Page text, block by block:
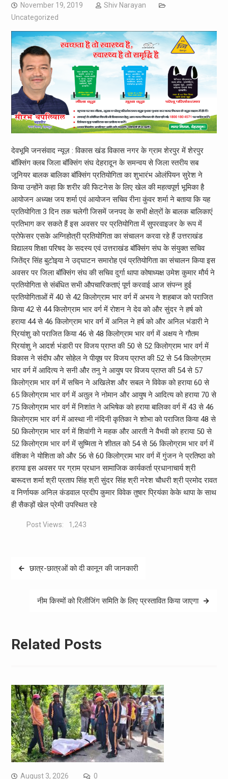
November 19, 2019
Shiv Narayan
Uncategorized
देवभूमि जनसंवाद न्यूज़ : विकास खंड विकास नगर के ग्राम शेरपुर में शेरपुर
बॉक्सिंग क्लब जिला बॉक्सिंग संघ देहरादून के समन्वय से जिला स्तरीय सब
जूनियर बालक बालिका बॉक्सिंग प्रतियोगिता का शुभारंभ ओलंपियन सुरेश ने
किया उन्होंने कहा कि शरीर की फिटनेस के लिए खेल की महत्वपूर्ण भूमिका है
आयोजन अध्यक्ष जय शर्मा एवं आयोजन सचिव रीना कुंवर शर्मा ने बताया कि यह
प्रतियोगिता 3 दिन तक चलेगी जिसमें जनपद के सभी क्षेत्रों के बालक बालिकाएं
प्रतिभाग कर सकते हैं इस अवसर पर प्रतियोगिता में सुपरवाइजर के रूप में
प्रोफेसर एसके अग्निहोत्री प्रतियोगिता का संचालन करवा रहे हैं उत्तराखंड
विद्यालय शिक्षा परिषद के सदस्य एवं उत्तराखंड बॉक्सिंग संघ के संयुक्त सचिव
जितेंद्र सिंह बुटोइया ने उद्घाटन समारोह एवं प्रतियोगिता का संचालन किया इस
अवसर पर जिला बॉक्सिंग संघ की सचिव दुर्गा थापा कोषाध्यक्ष उमेश कुमार मौर्य ने
प्रतियोगिता से संबंधित सभी औपचारिकताएं पूर्ण करवाई आज संपन्न हुई
प्रतियोगिताओं में 40 से 42 किलोग्राम भार वर्ग में अभय ने शहबाज को पराजित
किया 42 से 44 किलोग्राम भार वर्ग में रोशन ने देव को और सुंदर ने हर्ष को
हराया 44 से 46 किलोग्राम भार वर्ग में अनिल ने हर्ष को और अनिल भंडारी ने
प्रियांशु को पराजित किया 46 से 48 किलोग्राम भार वर्ग में अक्षय ने गौतम
प्रियांशु ने आदर्श भंडारी पर विजय प्राप्त की 50 से 52 किलोग्राम भार वर्ग में
विकास ने संदीप और सोहेल ने पीयूष पर विजय प्राप्त की 52 से 54 किलोग्राम
भार वर्ग में आदित्य ने सनी और तनु ने आयुष पर विजय प्राप्त की 54 से 57
किलोग्राम भार वर्ग में सचिन ने अखिलेश और सबल ने विवेक को हराया 60 से
65 किलोग्राम भार वर्ग में अतुल ने नोमान और आयुष ने आदित्य को हराया 70 से
75 किलोग्राम भार वर्ग में निशांत ने अभिषेक को हराया बालिका वर्ग में 43 से 46
किलोग्राम भार वर्ग में आस्था नी नंदिनी कृतिका ने शोभा को पराजित किया 48 से
50 किलोग्राम भार वर्ग में शिवांगी ने महक और आरती ने वैभवी को हराया 50 से
52 किलोग्राम भार वर्ग में सुष्मिता ने शीतल को 54 से 56 किलोग्राम भार वर्ग में
वंशिका ने योशिता को और 56 से 60 किलोग्राम भार वर्ग में गुंजन ने प्रतिष्ठा को
हराया इस अवसर पर ग्राम प्रधान सामाजिक कार्यकर्ता प्रधानाचार्य श्री
बारूदत्त शर्मा श्री प्रताप सिंह श्री सुंदर सिंह श्री नरेश चौधरी श्री प्रमोद रावत
व निर्णायक अनिल कंडवाल प्रदीप कुमार विवेक तुषार प्रियंका केके थापा के साथ
ही सैकड़ों खेल प्रेमी उपस्थित रहे
Post Views: 1,243
Postछात्र-छात्रओं को दी कानून की जानकारी
नीम किस्मों को रिलीजिंग समिति के लिए प्रस्तावित किया जाएगा
Related Posts
August 3, 2026 0